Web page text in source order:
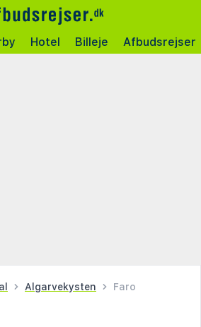
Hotel Billeje Afbudsrejser
Algarvekysten Faro